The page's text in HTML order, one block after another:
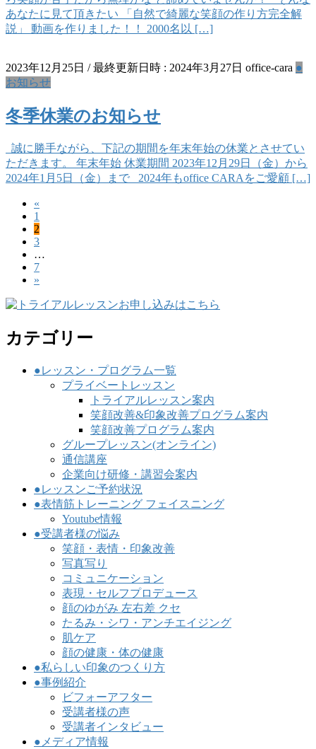
あなたに見て頂きたい 「自然で綺麗な笑顔の作り方完全解
説」 動画を作りました！！ 2000名以 […]
2023年12月25日 / 最終更新日時 : 2024年3月27日 office-cara ●
お知らせ
冬季休業のお知らせ
誠に勝手ながら、下記の期間を年末年始の休業とさせてい
ただきます。 年末年始 休業期間 2023年12月29日（金）から
2024年1月5日（金）まで 2024年もoffice CARAをご愛顧 […]
ー
送
«
固
定
ペ
ー
ジ
1
固
定
ペ
ー
ジ
2
固
定
ペ
ー
ジ
3
…
固
定
ー
7
»
カテゴリー
●レッスン・プログラム一覧
プライベートレッスン
トライアルレッスン案内
笑顔改善&印象改善プログラム案内
笑顔改善プログラム案内
グループレッスン(オンライン)
通信講座
企業向け研修・講習会案内
●レッスンご予約状況
●表情筋トレーニング フェイスニング
Youtube情報
●受講者様の悩み
笑顔・表情・印象改善
写真写り
コミュニケーション
表現・セルフプロデュース
顔のゆがみ 左右差 クセ
たるみ・シワ・アンチエイジング
肌ケア
顔の健康・体の健康
●私らしい印象のつくり方
●事例紹介
ビフォーアフター
受講者様の声
受講者インタビュー
●メディア情報